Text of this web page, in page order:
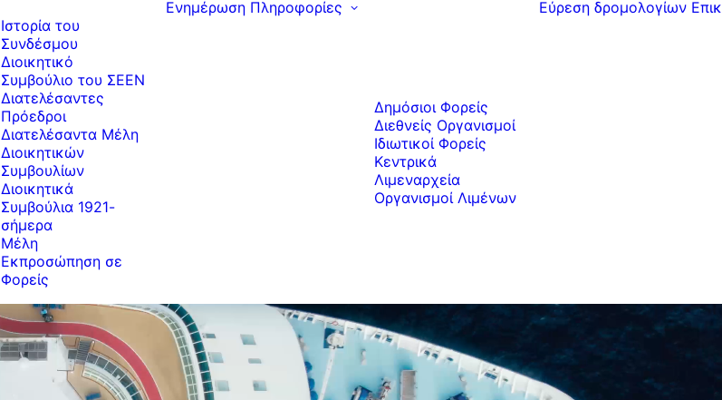
Ιστορία του
Συνδέσμου
Διοικητικό
Συμβούλιο του ΣΕΕΝ
Διατελέσαντες
Πρόεδροι
Διατελέσαντα Μέλη
Διοικητικών
Συμβουλίων
Διοικητικά
Συμβούλια 1921-
σήμερα
Μέλη
Εκπροσώπηση σε
Φορείς
Ενημέρωση Πληροφορίες
Δημόσιοι Φορείς
Διεθνείς Οργανισμοί
Ιδιωτικοί Φορείς
Κεντρικά
Λιμεναρχεία
Οργανισμοί Λιμένων
Εύρεση δρομολογίων